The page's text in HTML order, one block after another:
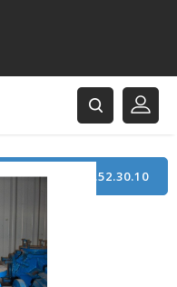
: +33 (0)3.21.52.30.10
Saint-Hilaire-Cottes